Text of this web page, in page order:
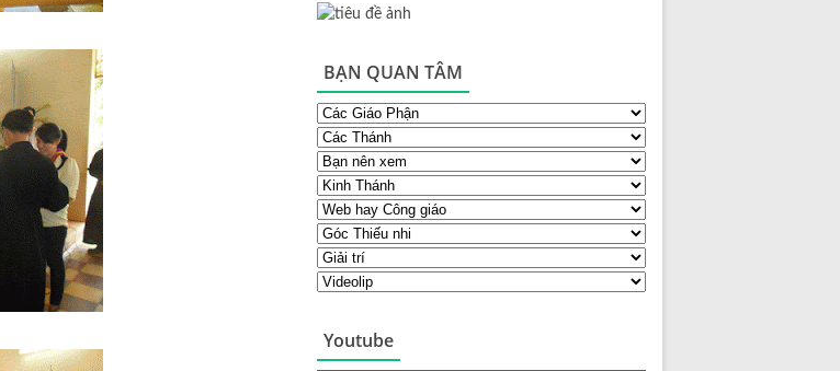
BẠN QUAN TÂM
Youtube